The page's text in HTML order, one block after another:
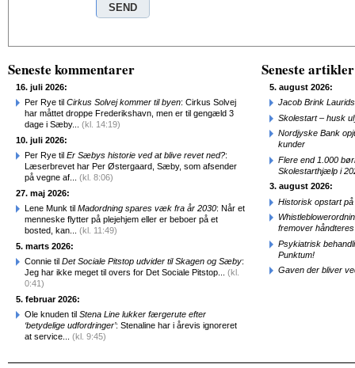
Seneste kommentarer
16. juli 2026:
Per Rye til Cirkus Solvej kommer til byen: Cirkus Solvej
har måttet droppe Frederikshavn, men er til gengæld 3
dage i Sæby... (kl. 14:19)
10. juli 2026:
Per Rye til Er Sæbys historie ved at blive revet ned?:
Læserbrevet har Per Østergaard, Sæby, som afsender
på vegne af... (kl. 8:06)
27. maj 2026:
Lene Munk til Madordning spares væk fra år 2030: Når et
menneske flytter på plejehjem eller er beboer på et
bosted, kan... (kl. 11:49)
5. marts 2026:
Connie til Det Sociale Pitstop udvider til Skagen og Sæby:
Jeg har ikke meget til overs for Det Sociale Pitstop... (kl.
0:41)
5. februar 2026:
Ole knuden til Stena Line lukker færgerute efter
‘betydelige udfordringer’: Stenaline har i årevis ignoreret
at service... (kl. 9:45)
Seneste artikler
5. august 2026:
Jacob Brink
Skolestart – husk
Nordjyske Bank
kunder
Flere end 1.000
Skolestarthjælp i
3. august 2026:
Historisk opstart
fremover
Psykiatrisk
Punktum!
Gaven der bliver